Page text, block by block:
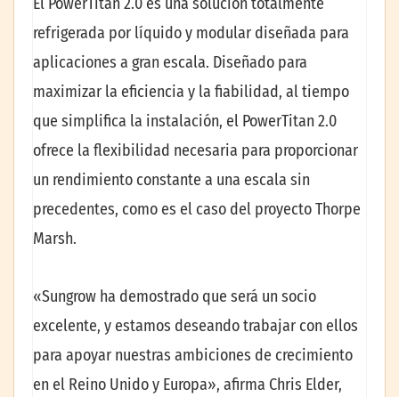
refrigerada por líquido y modular diseñada para
aplicaciones a gran escala. Diseñado para
maximizar la eficiencia y la fiabilidad, al tiempo
que simplifica la instalación, el PowerTitan 2.0
ofrece la flexibilidad necesaria para proporcionar
un rendimiento constante a una escala sin
precedentes, como es el caso del proyecto Thorpe
Marsh.
«Sungrow ha demostrado que será un socio
excelente, y estamos deseando trabajar con ellos
para apoyar nuestras ambiciones de crecimiento
en el Reino Unido y Europa», afirma Chris Elder,